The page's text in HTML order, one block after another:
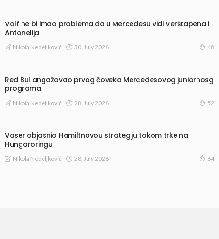
Volf ne bi imao problema da u Mercedesu vidi Verštapena i
Antonelija
Nikola Nedeljković 30, July 2026 48
Red Bul angažovao prvog čoveka Mercedesovog juniornosg
programa
Nikola Nedeljković 28, July 2026 52
Vaser objasnio Hamiltnovou strategiju tokom trke na
Hungaroringu
Nikola Nedeljković 28, July 2026 64